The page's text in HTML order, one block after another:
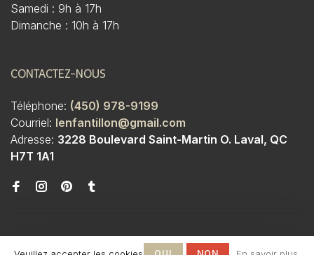
Samedi : 9h à 17h
Dimanche : 10h à 17h
CONTACTEZ-NOUS
Téléphone: (450) 978-9199
Courriel: lenfantillon@gmail.com
Adresse: 3228 Boulevard Saint-Martin O. Laval, QC
H7T 1A1